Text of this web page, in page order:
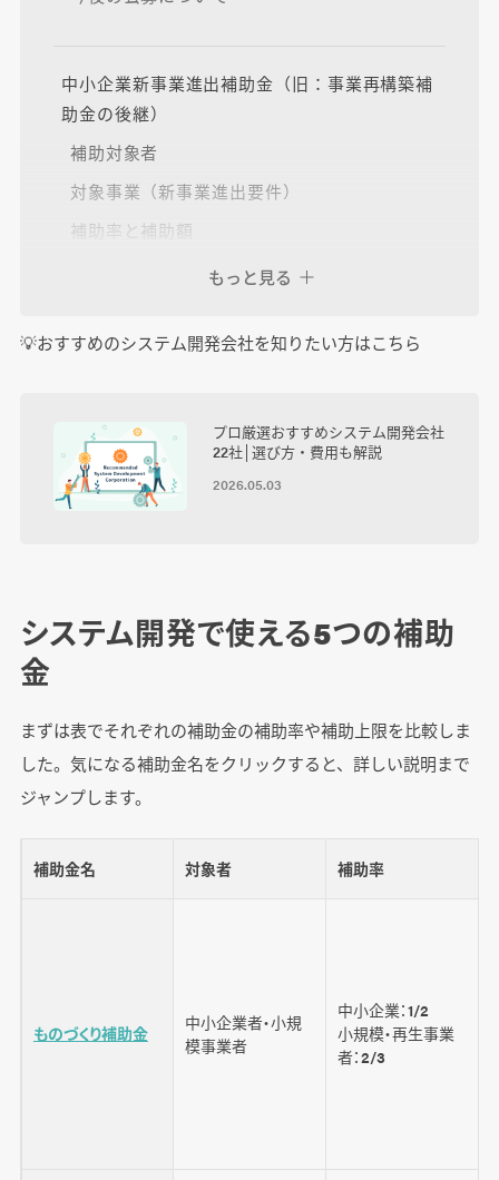
中小企業新事業進出補助金（旧：事業再構築補
助金の後継）
補助対象者
対象事業（新事業進出要件）
補助率と補助額
2025年度の変更点
申請枠の種類
補助対象者
2025年度の変更点（令和7年9月5日拡充）
補助対象者
補助率と補助上限
補助事業実施期間外に発生した経費は対象外と
もっと見る
💡おすすめのシステム開発会社を知りたい方はこちら
プロ厳選おすすめシステム開発会社
22社│選び方・費用も解説
2026.05.03
システム開発で使える5つの補助
金
まずは表でそれぞれの補助金の補助率や補助上限を比較しま
した。気になる補助金名をクリックすると、詳しい説明まで
ジャンプします。
補助金名 対象者 補助率
ものづくり補助金
中小企業者・小規
模事業者
中小企業：1/2
小規模・再生事業
者：2/3